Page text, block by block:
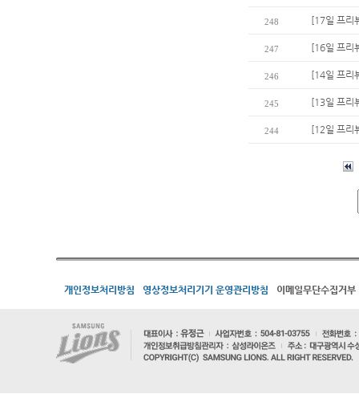
248 [17일 프리
247 [16일 프리
246 [14일 프리
245 [13일 프리
244 [12일 프리
개인정보처리방침 영상정보처리기기 운영관리방침 이메일무단수집거부